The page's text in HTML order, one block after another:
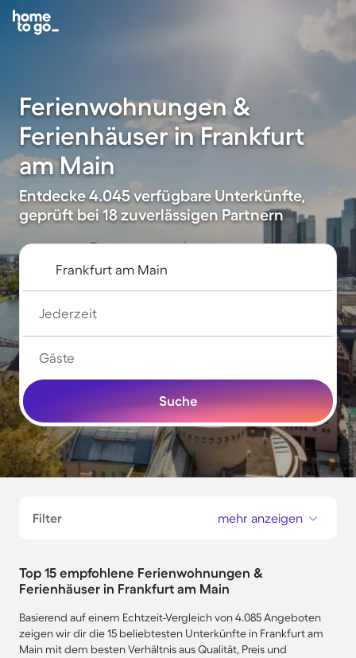
Ferienwohnungen &
Ferienhäuser in Frankfurt
am Main
Entdecke 4.045 verfügbare Unterkünfte,
geprüft bei 18 zuverlässigen Partnern
Jederzeit
Gäste
Suche
Filter mehr anzeigen
Top 15 empfohlene Ferienwohnungen &
Ferienhäuser in Frankfurt am Main
Basierend auf einem Echtzeit-Vergleich von 4.085 Angeboten
zeigen wir dir die 15 beliebtesten Unterkünfte in Frankfurt am
Main mit dem besten Verhältnis aus Qualität, Preis und